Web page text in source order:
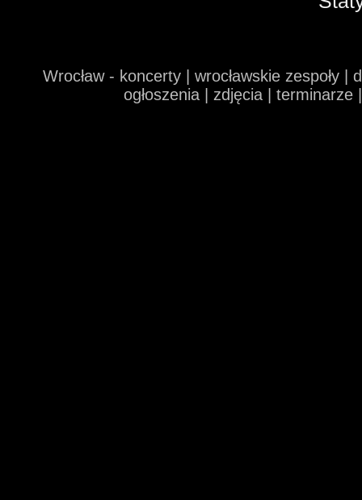
Wrocław - koncerty | wrocławskie zespoły
ogłoszenia | zdjęcia |